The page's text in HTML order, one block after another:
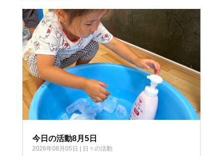
今日の活動8月5日
2026年08月05日 日々の活動